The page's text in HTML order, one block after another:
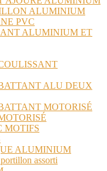
ALUMINIUM
PVC
ALUMINIUM ET
ALU DEUX
MOTORISÉ
MOTIFS
ALUMINIUM
assorti